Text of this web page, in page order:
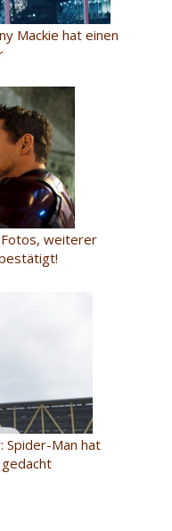
Mackie hat einen
Fotos, weiterer
Spider-Man hat